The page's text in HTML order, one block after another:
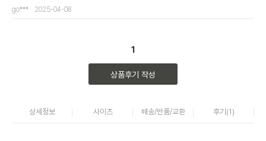
go*** 2025-04-08
1
상품후기 작성
상세정보 사이즈 배송/반품/교환 후기(1)